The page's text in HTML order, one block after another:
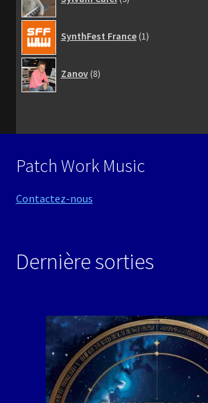
produits
SynthFest France 1produit
Zanov 8produits
Patch Work Music
Contactez-nous
Dernière sorties